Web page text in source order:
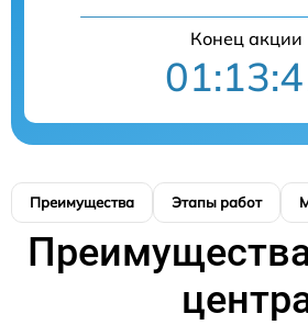
Конец акции
Преимущества Этапы работ